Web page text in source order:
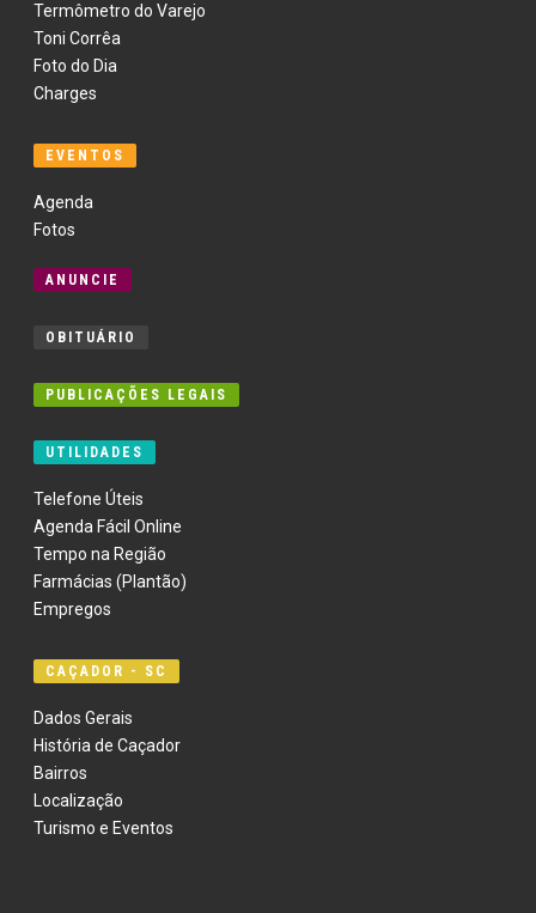
Termômetro do Varejo
Toni Corrêa
Foto do Dia
Charges
EVENTOS
Agenda
Fotos
ANUNCIE
OBITUÁRIO
PUBLICAÇÕES LEGAIS
UTILIDADES
Telefone Úteis
Agenda Fácil Online
Tempo na Região
Farmácias (Plantão)
Empregos
CAÇADOR - SC
Dados Gerais
História de Caçador
Bairros
Localização
Turismo e Eventos